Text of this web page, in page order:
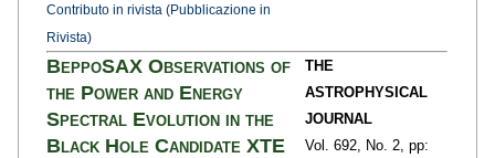
Contributo in rivista (Pubblicazione in
Rivista)
BeppoSAX Observations of
the Power and Energy
Spectral Evolution in the
Black Hole Candidate XTE
THE
ASTROPHYSICAL
JOURNAL
Vol. 692,
No. 2, pp: